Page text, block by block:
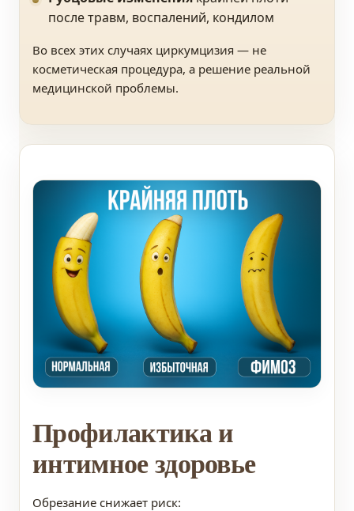
после травм, воспалений, кондилом
Во всех этих случаях циркумцизия — не
косметическая процедура, а решение реальной
медицинской проблемы.
Профилактика и
интимное здоровье
Обрезание снижает риск: